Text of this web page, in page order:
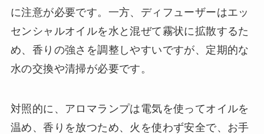
に注意が必要です。一方、ディフューザーはエッ
センシャルオイルを水と混ぜて霧状に拡散するた
め、香りの強さを調整しやすいですが、定期的な
水の交換や清掃が必要です。
対照的に、アロマランプは電気を使ってオイルを
温め、香りを放つため、火を使わず安全で、お手